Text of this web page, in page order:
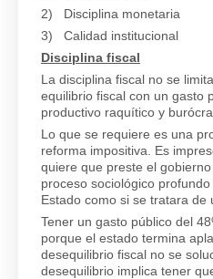
2) Disciplina monetaria
3) Calidad institucional
Disciplina fiscal
La disciplina fiscal no se
equilibrio fiscal con un gasto
productivo raquítico y
Lo que se requiere es una
reforma impositiva. Es
quiere que preste el
proceso sociológico
Estado como si se tratara de
Tener un gasto público del
porque el estado termina
desequilibrio fiscal no se
desequilibrio implica tener